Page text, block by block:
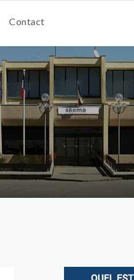
Contact